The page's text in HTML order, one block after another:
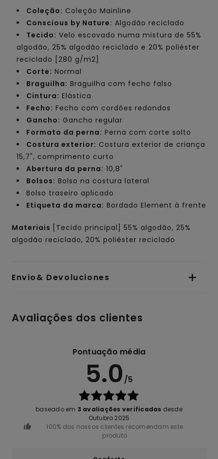
Coleção: Coleção Mainline
Conscious by Nature: Algodão reciclado
Tecido: Velo escovado numa mistura de 55%
algodão, 25% algodão reciclado e 20% poliéster
reciclado [280 g/m2]
Corte: Normal
Braguilha: Braguilha com fecho falso
Cintura: Elástica
Fecho: Fecho com cordões redondos
Gancho: Gancho regular
Formato da perna: Perna com corte solto
Costura exterior: Costura exterior de criança
15,7", comprimento curto
Abertura da perna: 10,8"
Bolsos: Bolso na costura lateral
Bolso traseiro aplicado
Etiqueta da marca: Bordado Element à frente
Materiais
[Tecido principal] 55% algodão, 25%
algodão reciclado, 20% poliéster reciclado
Envio& Devoluciones
Avaliações dos clientes
Pontuação média
5.0 /5
baseado em 3 avaliações verificadas desde
Outubro 2025
100% dos nossos clientes recomendam este
produto